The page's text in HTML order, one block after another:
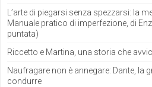
L’arte di piegarsi senza spezzarsi: la
Manuale pratico di imperfezione, di
puntata)
Riccetto e Martina, una storia che
Naufragare non è annegare: Dante, la
condurre